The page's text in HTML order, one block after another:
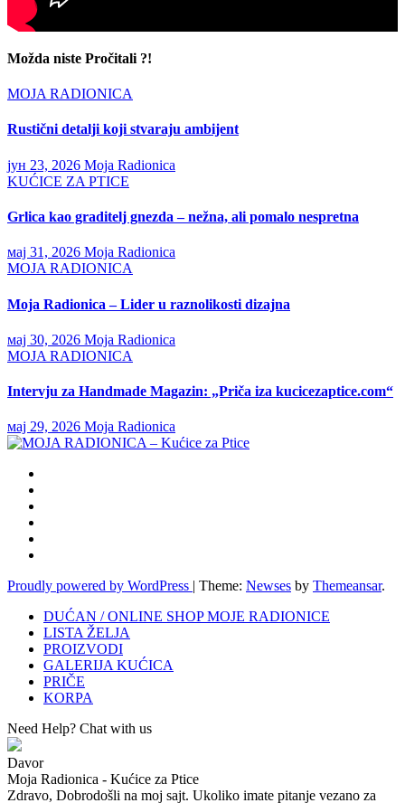
Možda niste Pročitali ?!
MOJA RADIONICA
Rustični detalji koji stvaraju ambijent
јун 23, 2026 Moja Radionica
KUĆICE ZA PTICE
Grlica kao graditelj gnezda – nežna, ali pomalo nespretna
мај 31, 2026 Moja Radionica
MOJA RADIONICA
Moja Radionica – Lider u raznolikosti dizajna
мај 30, 2026 Moja Radionica
MOJA RADIONICA
Intervju za Handmade Magazin: „Priča iza kucicezaptice.com“
мај 29, 2026 Moja Radionica
Proudly powered by WordPress | Theme: Newses by Themeansar.
DUĆAN / ONLINE SHOP MOJE RADIONICE
LISTA ŽELJA
PROIZVODI
GALERIJA KUĆICA
PRIČE
KORPA
Need Help? Chat with us
Davor
Moja Radionica - Kućice za Ptice
Zdravo, Dobrodošli na moj sajt. Ukoliko imate pitanje vezano za